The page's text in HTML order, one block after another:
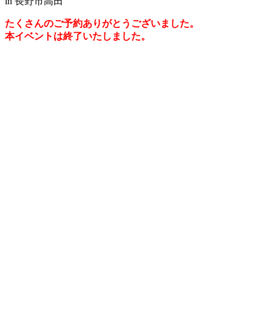
たくさんのご予約ありがとうございました。
本イベントは終了いたしました。